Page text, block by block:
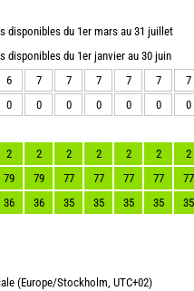
disponibles du 1er mars au 31 juillet
disponibles du 1er janvier au 30 juin
6 7 7 7 7 7
7
0 0 0 0 0 0 0
2 2 2 2 2 2
2
79 79 77 77 77 77
77
36 36 35 35 35 35 35
(Europe/Stockholm, UTC+02)